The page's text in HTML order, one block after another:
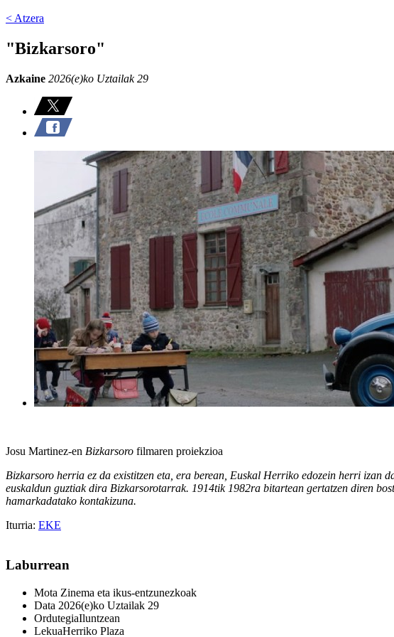
< Atzera
"Bizkarsoro"
Azkaine 2026(e)ko Uztailak 29
Josu Martinez-en Bizkarsoro filmaren proiekzioa
Bizkarsoro herria ez da existitzen eta, era berean, Euskal Herriko edozein herri izan
euskaldun guztiak dira Bizkarsorotarrak. 1914tik 1982ra bitartean gertatzen diren
hamarkadatako kontakizuna.
Iturria: EKE
Laburrean
Mota Zinema eta ikus-entzunezkoak
Data 2026(e)ko Uztailak 29
OrdutegiaIluntzean
LekuaHerriko Plaza